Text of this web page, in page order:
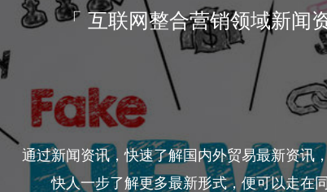
「 互联网整合营销领域新闻资
通过新闻资讯，快速了解国内外贸易最新资讯
快人一步了解更多最新形式，便可以走在同